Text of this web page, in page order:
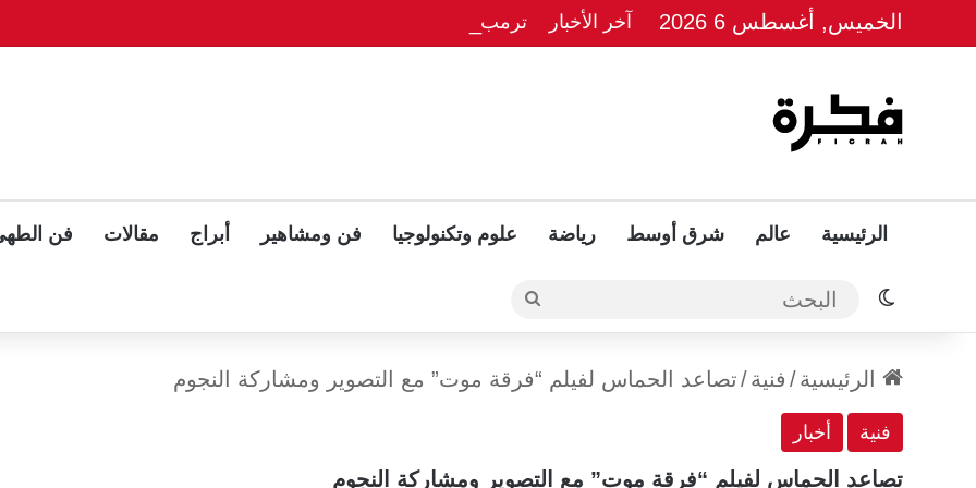
الخميس, أغسطس 6 2026 آخر الأخبار ترمب يلوّح بلقاء ثلاثي مع بوتين وزيلينسكي بعد قمة ألاسكا
الرئيسية عالم شرق أوسط رياضة علوم وتكنولوجيا فن ومشاهير أبراج مقالات فن
الوضع المظلم البحث
الرئيسية/ فنية/تصاعد الحماس لفيلم “فرقة موت” مع التصوير ومشاركة النجوم
فنية أخبار
تصاعد الحماس لفيلم “فرقة موت” مع التصوير ومشاركة النجوم